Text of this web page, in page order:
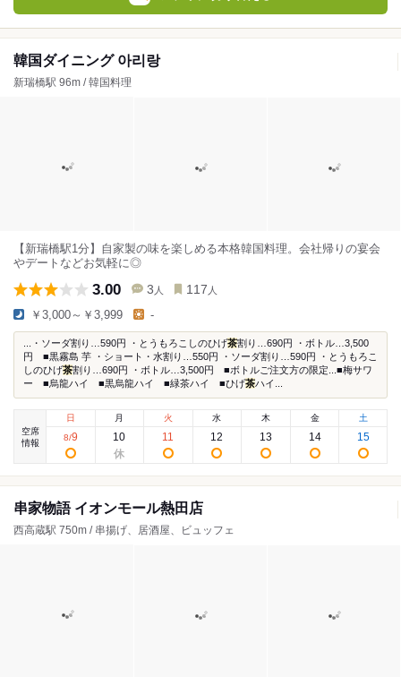
韓国ダイニング 아리랑
新瑞橋駅 96m / 韓国料理
【新瑞橋駅1分】自家製の味を楽しめる本格韓国料理。会社帰りの宴会
やデートなどお気軽に◎
3.00 3 人 117 人
￥3,000～￥3,999 -
...・ソーダ割り…590円 ・とうもろこしのひげ茶割り…690円 ・ボトル…3,500
円 ■黒霧島 芋 ・ショート・水割り…550円 ・ソーダ割り…590円 ・とうもろこ
しのひげ茶割り…690円 ・ボトル…3,500円 ■ボトルご注文方の限定...■梅サワ
ー ■烏龍ハイ ■黒烏龍ハイ ■緑茶ハイ ■ひげ茶ハイ...
空席
情報
日
8/9
月
10
火
11
水
12
木
13
金
14
土
15
串家物語 イオンモール熱田店
西高蔵駅 750m / 串揚げ、居酒屋、ビュッフェ